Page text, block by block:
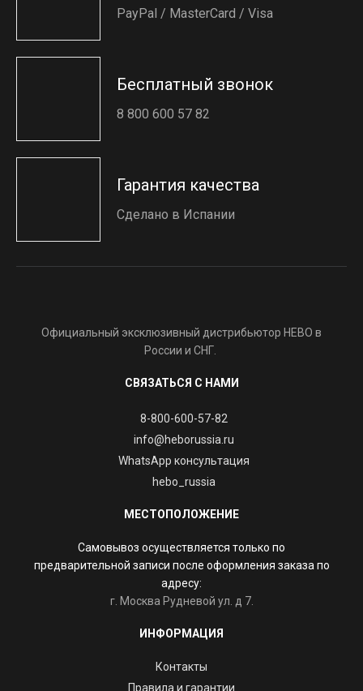
PayPal / MasterCard / Visa
Бесплатный звонок
8 800 600 57 82
Гарантия качества
Сделано в Испании
Официальный эксклюзивный дистрибьютор HEBO в
России и СНГ.
СВЯЗАТЬСЯ С НАМИ
8-800-600-57-82
info@heborussia.ru
WhatsApp консультация
hebo_russia
МЕСТОПОЛОЖЕНИЕ
Самовывоз осуществляется только по
предварительной записи после оформления заказа по
адресу:
г. Москва Рудневой ул. д 7.
ИНФОРМАЦИЯ
Контакты
Правила и гарантии